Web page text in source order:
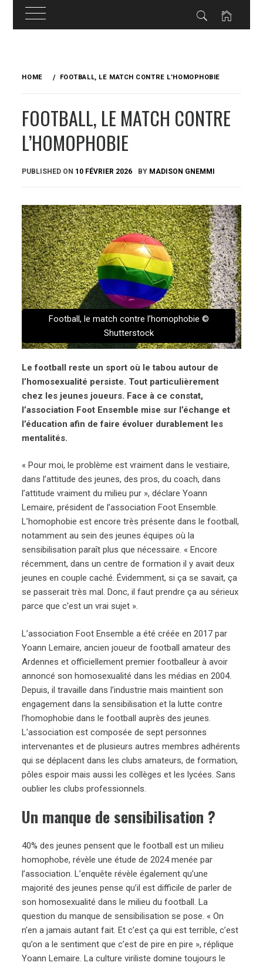
HOME FOOTBALL, LE MATCH CONTRE L’HOMOPHOBIE
FOOTBALL, LE MATCH CONTRE
L’HOMOPHOBIE
PUBLISHED ON 10 FÉVRIER 2026 BY MADISON GNEMMI
Football, le match contre l’homophobie ©
Shutterstock
Le football reste un sport où le tabou autour de
l’homosexualité persiste. Tout particulièrement
chez les jeunes joueurs. Face à ce constat,
l’association Foot Ensemble mise sur l’échange et
l’éducation afin de faire évoluer durablement les
mentalités.
« Pour moi, le problème est vraiment dans le vestiaire,
dans l’attitude des jeunes, des pros, du coach, dans
l’attitude vraiment du milieu pur », déclare Yoann
Lemaire, président de l’association Foot Ensemble.
L’homophobie est encore très présente dans le football,
notamment au sein des jeunes équipes où la
sensibilisation paraît plus que nécessaire. « Encore
récemment, dans un centre de formation il y avait deux
jeunes en couple caché. Évidemment, si ça se savait, ça
se passerait très mal. Donc, il faut prendre ça au sérieux
parce que c’est un vrai sujet ».
L’association Foot Ensemble a été créée en 2017 par
Yoann Lemaire, ancien joueur de football amateur des
Ardennes et officiellement premier footballeur à avoir
annoncé son homosexualité dans les médias en 2004.
Depuis, il travaille dans l’industrie mais maintient son
engagement dans la sensibilisation et la lutte contre
l’homophobie dans le football auprès des jeunes.
L’association est composée de sept personnes
intervenantes et de plusieurs autres membres adhérents
qui se déplacent dans les clubs amateurs, de formation,
pôles espoir mais aussi les collèges et les lycées. Sans
oublier les clubs professionnels.
Un manque de sensibilisation ?
40% des jeunes pensent que le football est un milieu
homophobe, révèle une étude de 2024 menée par
l’association. L’enquête révèle également qu’une
majorité des jeunes pense qu’il est difficile de parler de
son homosexualité dans le milieu du football. La
question du manque de sensibilisation se pose. « On
n’en a jamais autant fait. Et c’est ça qui est terrible, c’est
qu’on a le sentiment que c’est de pire en pire », réplique
Yoann Lemaire. La culture viriliste domine toujours le